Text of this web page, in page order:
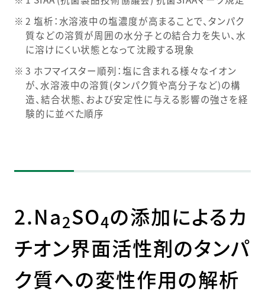
2 塩析：水溶液中の塩濃度が高まることで、タンパク
質などの溶質が周囲の水分子との結合力を失い、水
に溶けにくい状態となって沈殿する現象
3 ホフマイスター順列：塩に含まれる様々なイオン
が、水溶液中の溶質(タンパク質や高分子など)の構
造、結合状態、および安定性に与える影響の強さを経
験的に並べた順序
2.Na2SO4の添加によるカ
チオン界面活性剤のタンパ
ク質への変性作用の解析